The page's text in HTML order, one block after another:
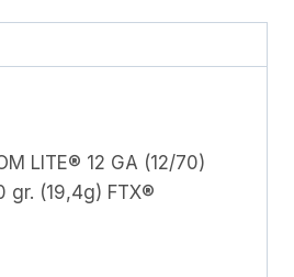
LITE® 12 GA (12/70)
gr. (19,4g) FTX®